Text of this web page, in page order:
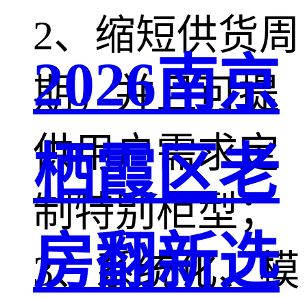
2、缩短供货周
期，并且可提
供用户需求定
制特别柜型；
3、系统化、模
2026南京
栖霞区老
房翻新选